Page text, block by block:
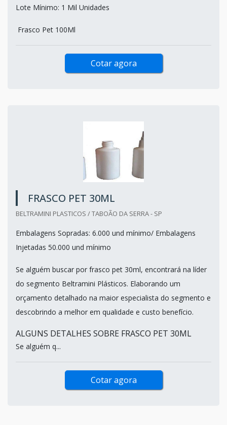
Lote Mínimo: 1 Mil Unidades
Frasco Pet 100Ml
Cotar agora
FRASCO PET 30ML
BELTRAMINI PLASTICOS / TABOÃO DA SERRA - SP
Embalagens Sopradas: 6.000 und mínimo/ Embalagens
Injetadas 50.000 und mínimo
Se alguém buscar por frasco pet 30ml, encontrará na líder
do segmento Beltramini Plásticos. Elaborando um
orçamento detalhado na maior especialista do segmento e
descobrindo a melhor em qualidade e custo benefício.
ALGUNS DETALHES SOBRE FRASCO PET 30ML
Se alguém q...
Cotar agora